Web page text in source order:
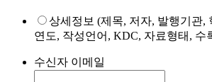
상세정보 (제목, 저자, 발행기관,
연도, 작성언어, KDC, 자료형태, 수
수신자 이메일